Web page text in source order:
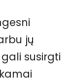
jų
susirgti